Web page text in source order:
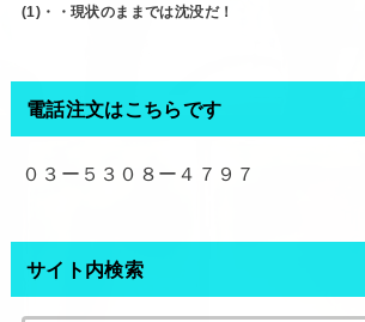
(1)・・現状のままでは沈没だ！
電話注文はこちらです
０３ー５３０８ー４７９７
サイト内検索